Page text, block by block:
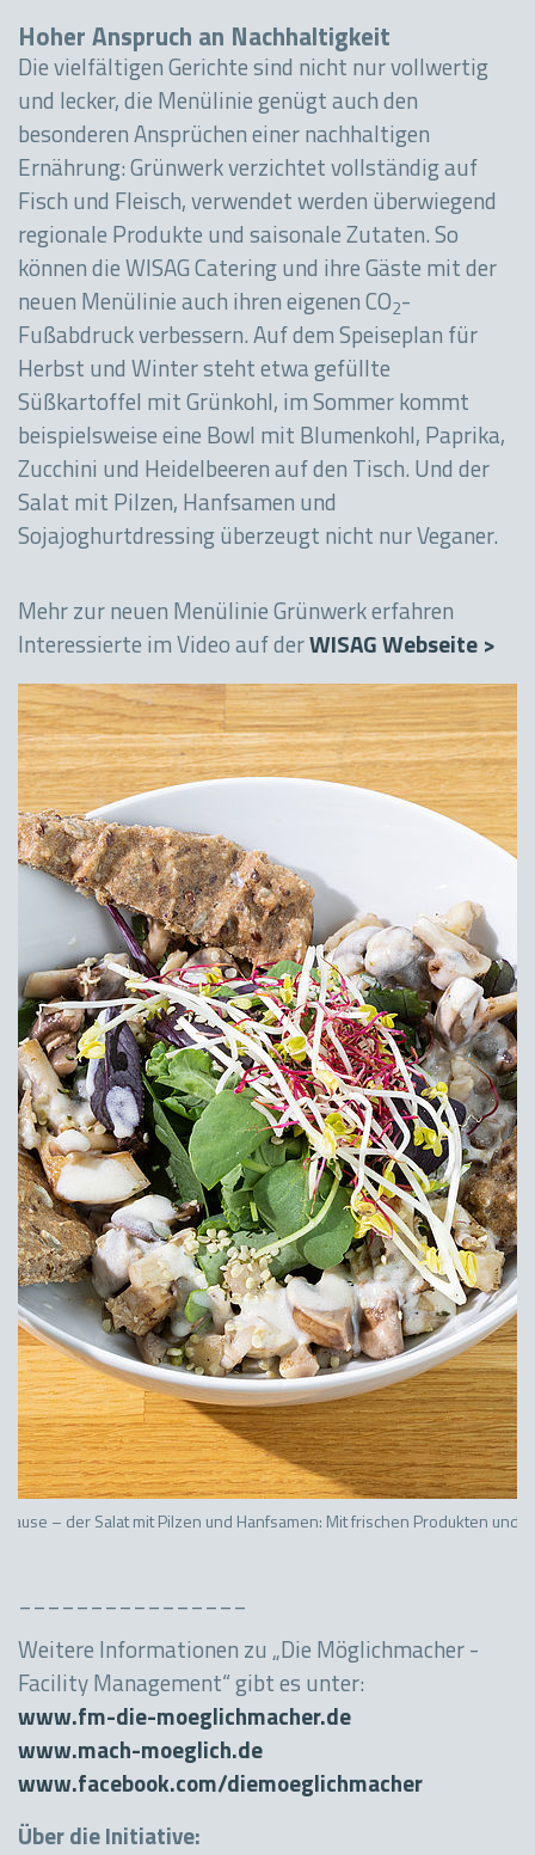
Hoher Anspruch an Nachhaltigkeit
Die vielfältigen Gerichte sind nicht nur vollwertig
und lecker, die Menülinie genügt auch den
besonderen Ansprüchen einer nachhaltigen
Ernährung: Grünwerk verzichtet vollständig auf
Fisch und Fleisch, verwendet werden überwiegend
regionale Produkte und saisonale Zutaten. So
können die WISAG Catering und ihre Gäste mit der
neuen Menülinie auch ihren eigenen CO2-
Fußabdruck verbessern. Auf dem Speiseplan für
Herbst und Winter steht etwa gefüllte
Süßkartoffel mit Grünkohl, im Sommer kommt
beispielsweise eine Bowl mit Blumenkohl, Paprika,
Zucchini und Heidelbeeren auf den Tisch. Und der
Salat mit Pilzen, Hanfsamen und
Sojajoghurtdressing überzeugt nicht nur Veganer.
Mehr zur neuen Menülinie Grünwerk erfahren
Interessierte im Video auf der WISAG Webseite >
– der Salat mit Pilzen und Hanfsamen: Mit frischen Produkten
Weitere Informationen zu „Die Möglichmacher -
Facility Management“ gibt es unter:
www.fm-die-moeglichmacher.de
www.mach-moeglich.de
www.facebook.com/diemoeglichmacher
Über die Initiative: